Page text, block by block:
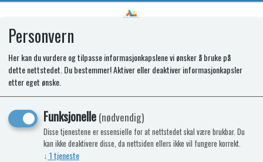
Element kjøleskap THETFORD AC
Nyhet
Personvern
Her kan du vurdere og tilpasse informasjonkapslene vi ønsker å bruke på
dette nettstedet. Du bestemmer! Aktiver eller deaktiver informasjonkapsler
etter eget ønske.
Funksjonelle(nødvendig)
Disse tjenestene er essensielle for at nettstedet skal være brukbar. Du
kan ikke deaktivere disse, da nettsiden ellers ikke vil fungere korrekt.
↓ 1tjeneste